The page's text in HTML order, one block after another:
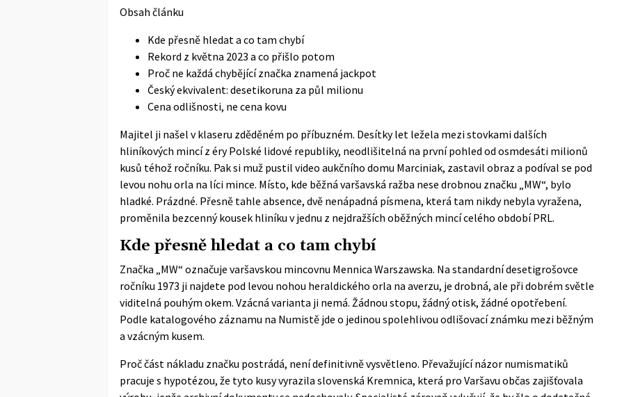
Obsah článku
Kde přesně hledat a co tam chybí
Rekord z května 2023 a co přišlo potom
Proč ne každá chybějící značka znamená jackpot
Český ekvivalent: desetikoruna za půl milionu
Cena odlišnosti, ne cena kovu
Majitel ji našel v klaseru zděděném po příbuzném. Desítky let ležela mezi stovkami dalších
hliníkových mincí z éry Polské lidové republiky, neodlišitelná na první pohled od osmdesáti milionů
kusů téhož ročníku. Pak si muž pustil video aukčního domu Marciniak, zastavil obraz a podíval se pod
levou nohu orla na líci mince. Místo, kde běžná varšavská ražba nese drobnou značku „MW“, bylo
hladké. Prázdné. Přesně tahle absence, dvě nenápadná písmena, která tam nikdy nebyla vyražena,
proměnila bezcenný kousek hliníku v jednu z nejdražších oběžných mincí celého období PRL.
Kde přesně hledat a co tam chybí
Značka „MW“ označuje varšavskou mincovnu Mennica Warszawska. Na standardní desetigrošovce
ročníku 1973 ji najdete pod levou nohou heraldického orla na averzu, je drobná, ale při dobrém světle
viditelná pouhým okem. Vzácná varianta ji nemá. Žádnou stopu, žádný otisk, žádné opotřebení.
Podle katalogového záznamu na Numistě jde o jedinou spolehlivou odlišovací známku mezi běžným
a vzácným kusem.
Proč část nákladu značku postrádá, není definitivně vysvětleno. Převažující názor numismatiků
pracuje s hypotézou, že tyto kusy vyrazila slovenská Kremnica, která pro Varšavu občas zajišťovala